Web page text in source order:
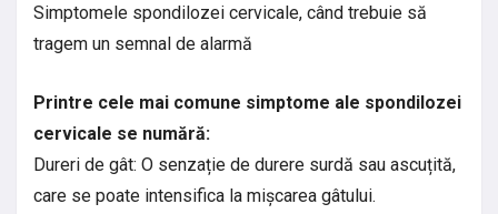
Simptomele spondilozei cervicale, când trebuie să
tragem un semnal de alarmă
Printre cele mai comune simptome ale spondilozei
cervicale se numără:
Dureri de gât: O senzație de durere surdă sau ascuțită,
care se poate intensifica la mișcarea gâtului.